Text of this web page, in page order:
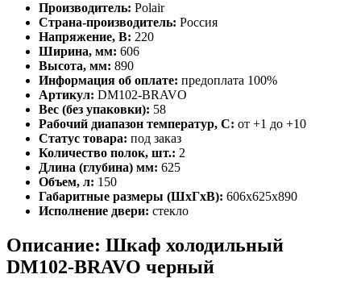
Производитель: Polair
Страна-производитель: Россия
Напряжение, В: 220
Ширина, мм: 606
Высота, мм: 890
Информация об оплате: предоплата 100%
Артикул: DM102-BRAVO
Вес (без упаковки): 58
Рабочий диапазон температур, С: от +1 до +10
Статус товара: под заказ
Количество полок, шт.: 2
Длина (глубина) мм: 625
Объем, л: 150
Габаритные размеры (ШхГхВ): 606х625х890
Исполнение двери: стекло
Описание: Шкаф холодильный
DM102-BRAVO черный